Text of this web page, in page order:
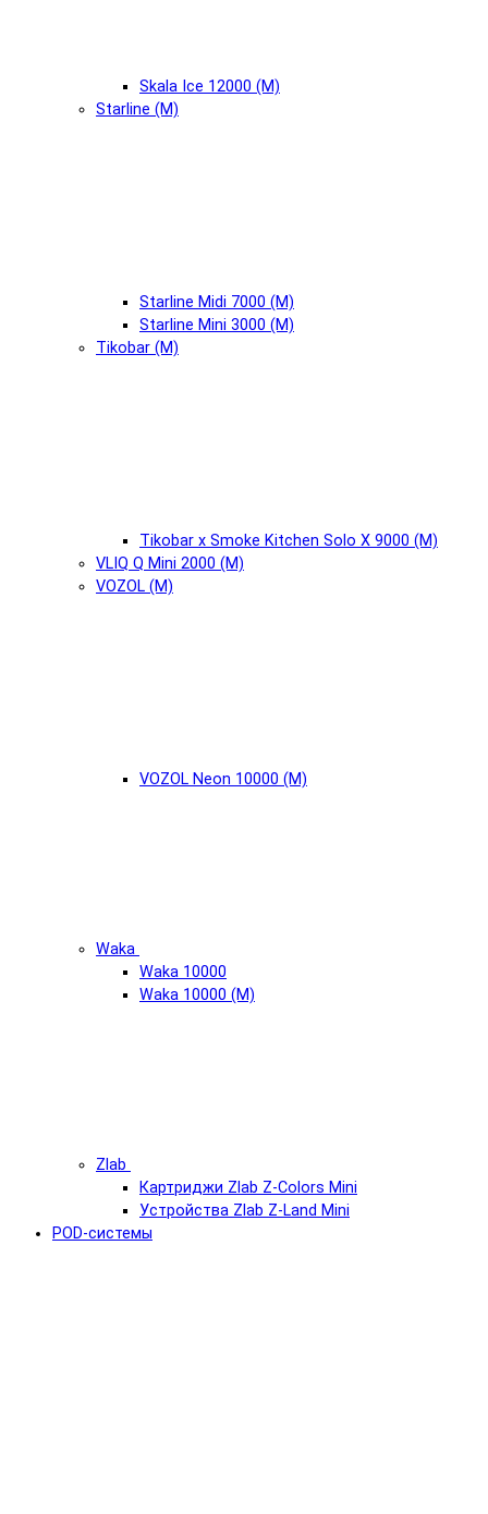
Skala Ice 12000 (М)
Starline (М)
Starline Midi 7000 (М)
Starline Mini 3000 (М)
Tikobar (М)
Tikobar x Smoke Kitchen Solo X 9000 (М)
VLIQ Q Mini 2000 (М)
VOZOL (М)
VOZOL Neon 10000 (М)
Waka
Waka 10000
Waka 10000 (М)
Zlab
Картриджи Zlab Z-Colors Mini
Устройства Zlab Z-Land Mini
POD-системы